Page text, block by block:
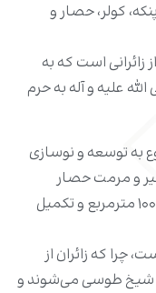
کولر، حصار و
زائرانی است که به
علیه و آله به حرم
به توسعه و نوسازی
و مرمت حصار
موجود در دو طرف میدان تودیع به طول ۱۰۰۰ مترمربع و تکمیل
چرا که زائران از
شیخ طوسی می‌شوند و